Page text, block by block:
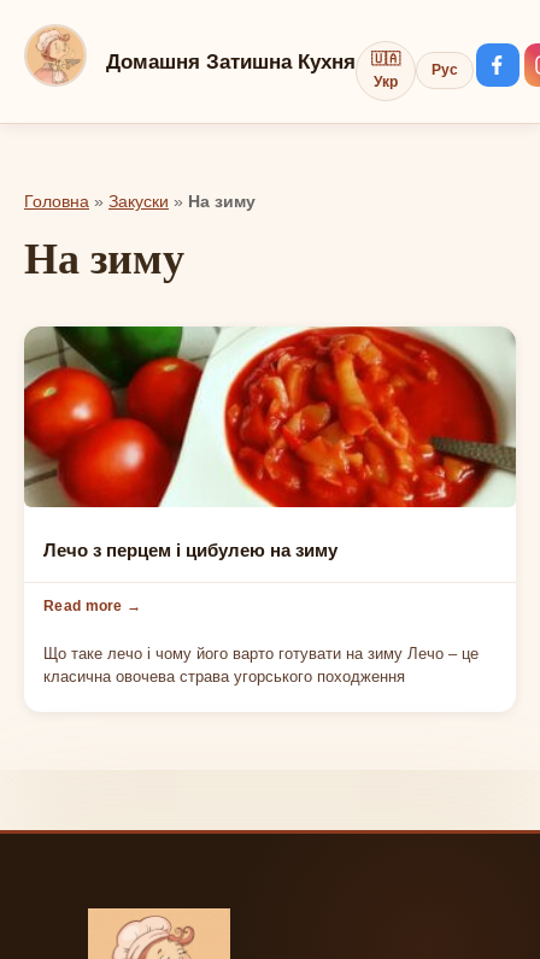
вмісту
Домашня Затишна Кухня
🇺🇦
Укр
Рус
Головна » Закуски » На зиму
На зиму
ОВОЧЕВІ ЗАКУСКИ
Лечо з перцем і цибулею на зиму
Що таке лечо і чому його варто готувати на зиму Лечо – це
класична овочева страва угорського походження